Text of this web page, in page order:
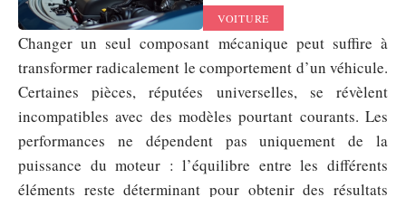
VOITURE
Changer un seul composant mécanique peut suffire à
transformer radicalement le comportement d’un véhicule.
Certaines pièces, réputées universelles, se révèlent
incompatibles avec des modèles pourtant courants. Les
performances ne dépendent pas uniquement de la
puissance du moteur : l’équilibre entre les différents
éléments reste déterminant pour obtenir des résultats